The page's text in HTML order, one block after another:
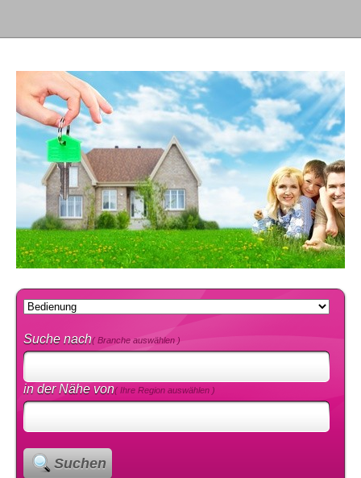
Suche nach( Branche auswählen )
in der Nähe von( Ihre Region auswählen )
Suchen